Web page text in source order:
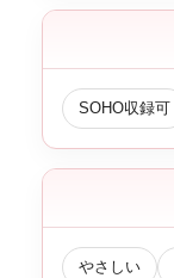
SOHO収録可
やさしい